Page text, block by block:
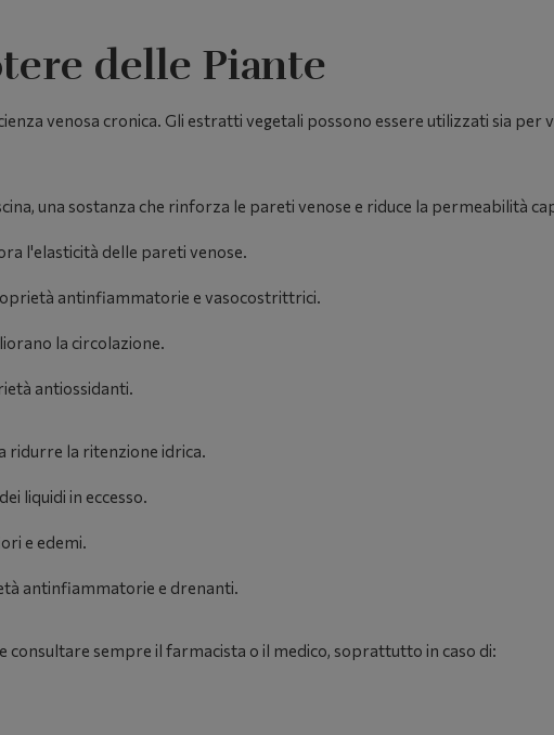
delle Piante
venosa cronica. Gli estratti vegetali possono essere utilizzati sia per
una sostanza che rinforza le pareti venose e riduce la permeabilità
l'elasticità delle pareti venose.
antinfiammatorie e vasocostrittrici.
la circolazione.
antiossidanti.
ridurre la ritenzione idrica.
liquidi in eccesso.
e edemi.
antinfiammatorie e drenanti.
sempre il farmacista o il medico, soprattutto in caso di: